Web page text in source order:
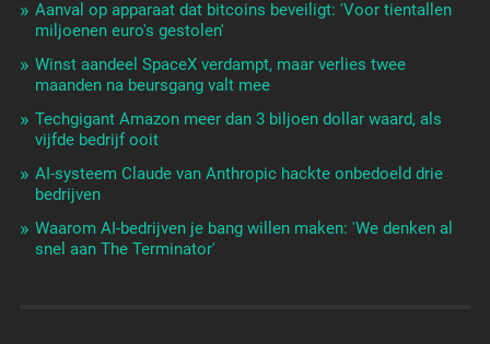
Aanval op apparaat dat bitcoins beveiligt: 'Voor tientallen
miljoenen euro's gestolen'
Winst aandeel SpaceX verdampt, maar verlies twee
maanden na beursgang valt mee
Techgigant Amazon meer dan 3 biljoen dollar waard, als
vijfde bedrijf ooit
AI-systeem Claude van Anthropic hackte onbedoeld drie
bedrijven
Waarom AI-bedrijven je bang willen maken: 'We denken al
snel aan The Terminator'